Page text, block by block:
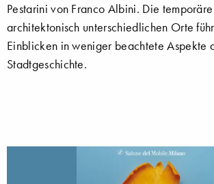
Pestarini von Franco Albini. Die
architektonisch unterschiedlichen Orte
Einblicken in weniger beachtete Aspekte
Stadtgeschichte.